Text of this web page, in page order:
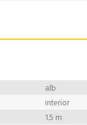
alb
interior
1.5 m